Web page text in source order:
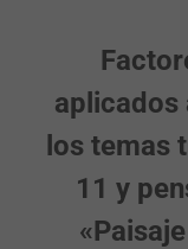
aplicados
los temas
11 y